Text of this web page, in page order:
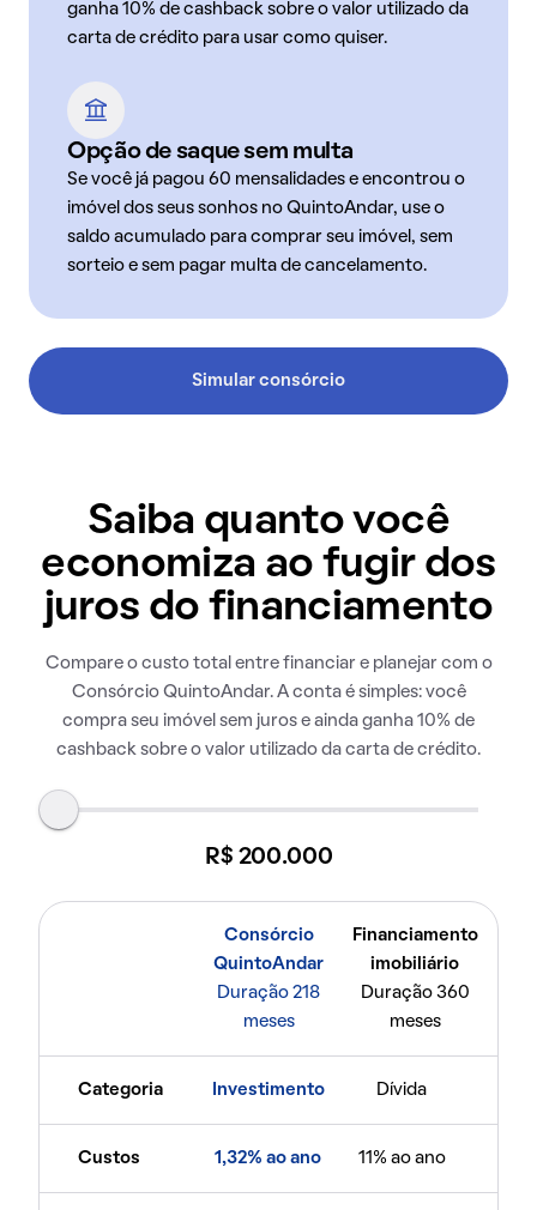
ganha 10% de cashback sobre o valor utilizado da
carta de crédito para usar como quiser.
Opção de saque sem multa
Se você já pagou 60 mensalidades e encontrou o
imóvel dos seus sonhos no QuintoAndar, use o
saldo acumulado para comprar seu imóvel, sem
sorteio e sem pagar multa de cancelamento.
Simular consórcio
Saiba quanto você
economiza ao fugir dos
juros do financiamento
Compare o custo total entre financiar e planejar com o
Consórcio QuintoAndar. A conta é simples: você
compra seu imóvel sem juros e ainda ganha 10% de
cashback sobre o valor utilizado da carta de crédito.
R$ 200.000
Consórcio
QuintoAndar
Duração 218
meses
Financiamento
imobiliário
Duração 360
meses
Categoria Investimento Dívida
Custos 1,32% ao ano 11% ao ano